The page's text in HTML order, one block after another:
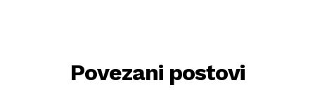
Povezani postovi